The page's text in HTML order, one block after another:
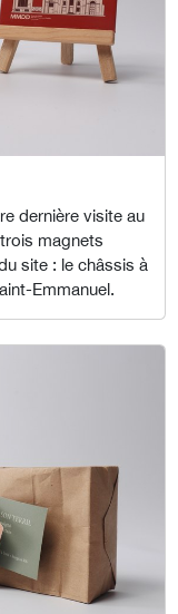
dernière visite au
magnets
site : le châssis à
Emmanuel.